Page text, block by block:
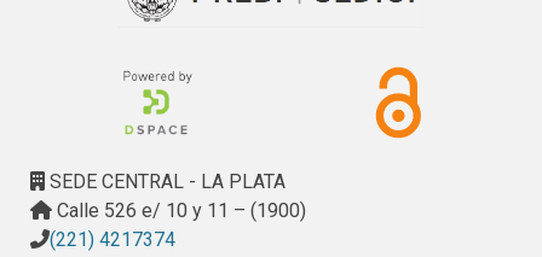
SEDE CENTRAL - LA PLATA
Calle 526 e/ 10 y 11 – (1900)
(221) 4217374